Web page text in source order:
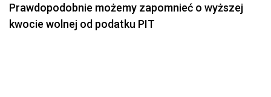
Prawdopodobnie możemy zapomnieć o wyższej
kwocie wolnej od podatku PIT